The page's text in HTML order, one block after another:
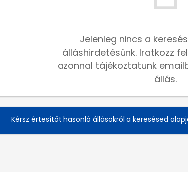
Jelenleg nincs a
álláshirdetésünk. Iratkozz
azonnal tájékoztatunk
állás.
Kérsz értesítőt hasonló állásokról a keresésed